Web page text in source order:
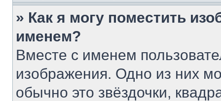
» Как я могу поместить
именем?
Вместе с именем
изображения. Одно из них
обычно это звёздочки,